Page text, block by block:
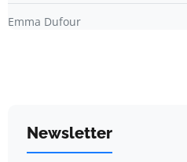
Emma Dufour
Newsletter